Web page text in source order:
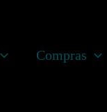
Compras